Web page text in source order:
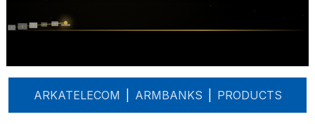
ARKATELECOM ARMBANKS PRODUCTS